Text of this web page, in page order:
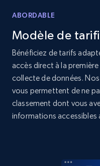
Title, Seller name,
more.
2.1K+ 375+
Amazon products
price, Currency,
ABORDABLE
Modèle de
Bénéficiez de tarifs
accès direct à la
collecte de données.
vous permettent de ne
classement dont vous
informations accessibles